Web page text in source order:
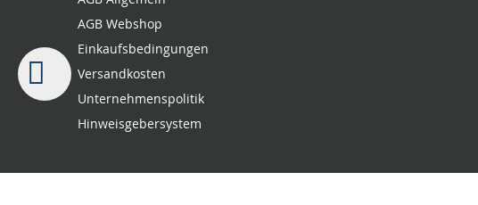
AGB Webshop
Einkaufsbedingungen
Versandkosten
Unternehmenspolitik
Hinweisgebersystem